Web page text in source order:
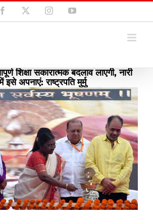
Facebook InstagramYouTube
शिक्षा सकारात्मक बदलाव लाएगी, नारी
अपनाएं: राष्ट्रपति मुर्मु